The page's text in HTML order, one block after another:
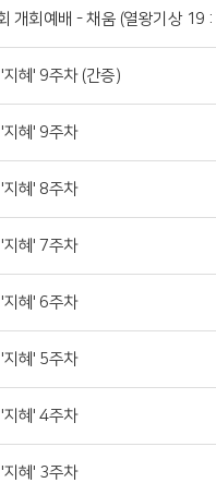
개회예배 - 채움 (열왕기상 19
혜' 9주차 (간증)
혜' 9주차
혜' 8주차
혜' 7주차
혜' 6주차
혜' 5주차
혜' 4주차
혜' 3주차